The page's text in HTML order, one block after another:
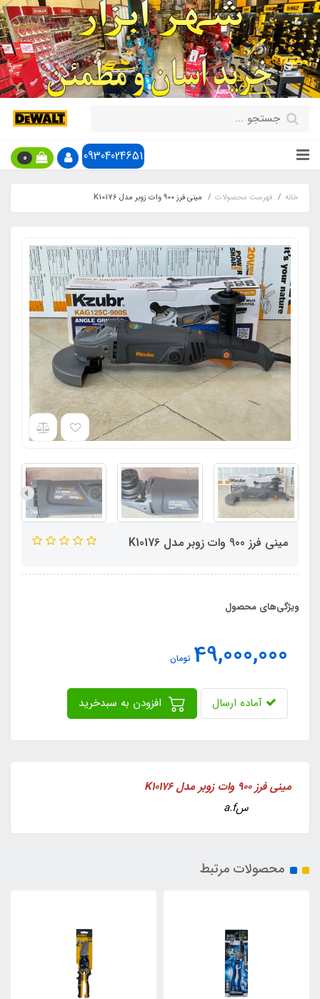
09304024651
0
خانه فهرست محصولات مینی فرز 900 وات زوبر مدل K10176
مینی فرز 900 وات زوبر مدل K10176
ویژگی‌های محصول
49,000,000 تومان
آماده ارسال
سa.f
محصولات مرتبط